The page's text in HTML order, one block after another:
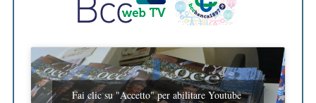
Fai clic su "Accetto" per abilitare Youtube